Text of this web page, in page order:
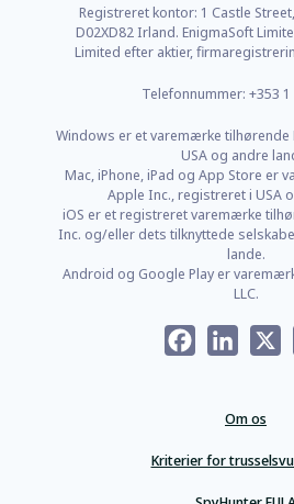
Registreret kontor: 1 Castle
D02XD82 Irland. EnigmaSoft
Limited efter aktier,
Telefonnummer: +353 1
Windows er et varemærke
USA og andre
Mac, iPhone, iPad og App Store er
Apple Inc., registreret i USA
iOS er et registreret varemærke
Inc. og/eller dets tilknyttede
lande.
Android og Google Play er
LLC.
Facebook
Om os
Kriterier for